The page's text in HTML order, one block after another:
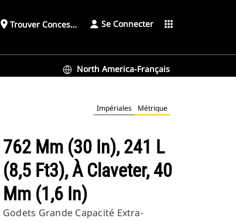
place Trouver ConcessionnaireSe Connecter apps
North America-Français
Impériales Métrique
762 Mm (30 In), 241 L
(8,5 Ft3), À Claveter, 40
Mm (1,6 In)
Godets Grande Capacité Extra-